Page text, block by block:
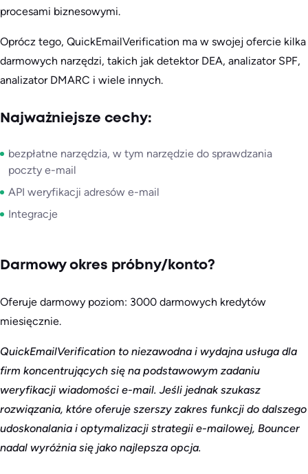
procesami biznesowymi.
Oprócz tego, QuickEmailVerification ma w swojej ofercie kilka
darmowych narzędzi, takich jak detektor DEA, analizator SPF,
analizator DMARC i wiele innych.
Najważniejsze cechy:
bezpłatne narzędzia, w tym narzędzie do sprawdzania
poczty e-mail
API weryfikacji adresów e-mail
Integracje
Darmowy okres próbny/konto?
Oferuje darmowy poziom: 3000 darmowych kredytów
miesięcznie.
QuickEmailVerification to niezawodna i wydajna usługa dla
firm koncentrujących się na podstawowym zadaniu
weryfikacji wiadomości e-mail. Jeśli jednak szukasz
rozwiązania, które oferuje szerszy zakres funkcji do dalszego
udoskonalania i optymalizacji strategii e-mailowej, Bouncer
nadal wyróżnia się jako najlepsza opcja.